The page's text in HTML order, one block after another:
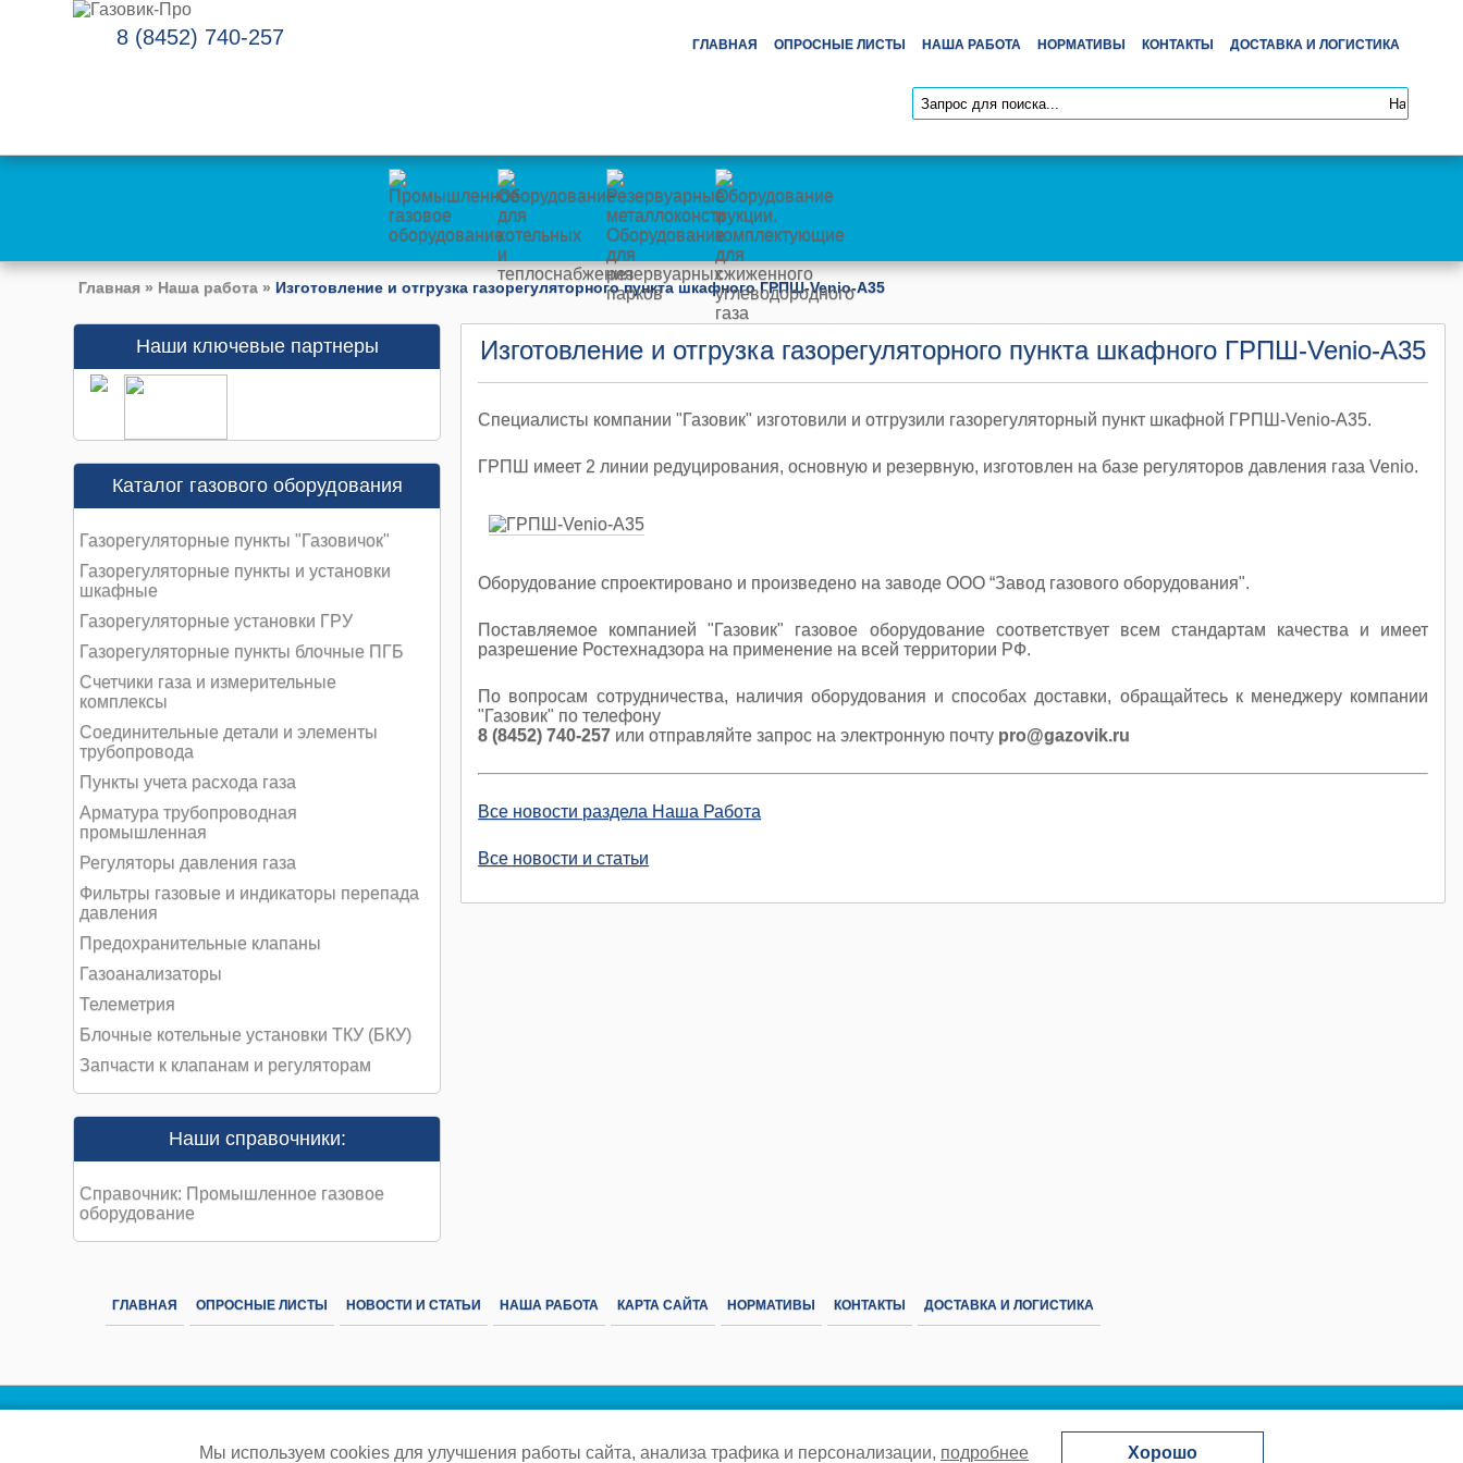
8 (8452) 740-257 ДОСТАВКА И ЛОГИСТИКА
КОНТАКТЫ
НОРМАТИВЫ
НАША РАБОТА
ОПРОСНЫЕ ЛИСТЫ
ГЛАВНАЯ
Главная » Наша работа » Изготовление и отгрузка газорегуляторного пункта шкафного ГРПШ-Venio-А35
Наши ключевые партнеры
Каталог газового оборудования
Газорегуляторные пункты "Газовичок"
Газорегуляторные пункты и установки
шкафные
Газорегуляторные установки ГРУ
Газорегуляторные пункты блочные ПГБ
Счетчики газа и измерительные
комплексы
Соединительные детали и элементы
трубопровода
Пункты учета расхода газа
Арматура трубопроводная
промышленная
Регуляторы давления газа
Фильтры газовые и индикаторы перепада
давления
Предохранительные клапаны
Газоанализаторы
Телеметрия
Блочные котельные установки ТКУ (БКУ)
Запчасти к клапанам и регуляторам
Наши справочники:
Справочник: Промышленное газовое
оборудование
Изготовление и отгрузка газорегуляторного пункта шкафного ГРПШ-Venio-А35
Специалисты компании "Газовик" изготовили и отгрузили газорегуляторный пункт шкафной ГРПШ-Venio-А35.
ГРПШ имеет 2 линии редуцирования, основную и резервную, изготовлен на базе регуляторов давления газа Venio.
Оборудование спроектировано и произведено на заводе ООО “Завод газового оборудования".
Поставляемое компанией "Газовик" газовое оборудование соответствует всем стандартам качества и имеет
разрешение Ростехнадзора на применение на всей территории РФ.
По вопросам сотрудничества, наличия оборудования и способах доставки, обращайтесь к менеджеру компании
"Газовик" по телефону
8 (8452) 740-257 или отправляйте запрос на электронную почту pro@gazovik.ru
Все новости раздела Наша Работа
Все новости и статьи
ГЛАВНАЯ ОПРОСНЫЕ ЛИСТЫ НОВОСТИ И СТАТЬИ НАША РАБОТА КАРТА САЙТА НОРМАТИВЫ КОНТАКТЫ ДОСТАВКА И ЛОГИСТИКА
Мы используем cookies для улучшения работы сайта, анализа трафика и персонализации, подробнее Хорошо